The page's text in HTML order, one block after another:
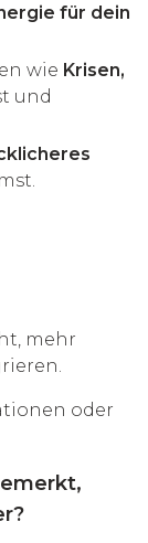
für dein
wie Krisen,
und
mehr
oder